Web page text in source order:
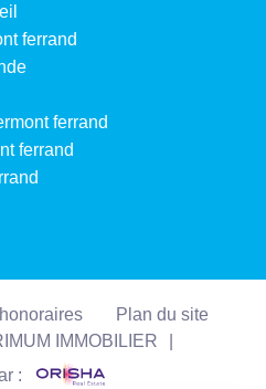
ferrand
ferrand
ferrand
Plan du site
IMMOBILIER
: